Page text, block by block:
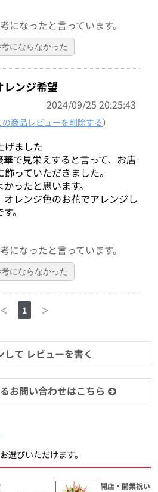
になったと言っています。
にならなかった
レンジ希望
2024/09/25 20:25:43
の商品レビューを削除する）
げました
で見栄えすると言って、お店
っていただきました。
ったと思います。
レンジ色のお花でアレンジし
。
になったと言っています。
にならなかった
＜ 1 ＞
して レビューを書く
お問い合わせはこちら
選びいただけます。
開店・開業祝い